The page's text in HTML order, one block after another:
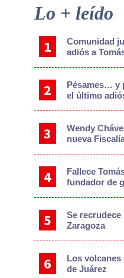
Primary
Sidebar
Lo + leído
Comunidad
adiós a
Pésames… y
el último
Wendy
nueva
Fallece
fundador de
Se
Zaragoza
Los
de Juárez